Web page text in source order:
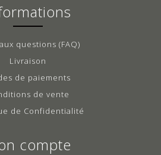
questions (FAQ)
Livraison
de paiements
de vente
de Confidentialité
compte